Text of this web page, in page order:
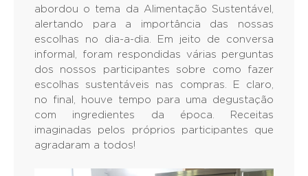
abordou o tema da Alimentação Sustentável,
alertando para a importância das nossas
escolhas no dia-a-dia. Em jeito de conversa
informal, foram respondidas várias perguntas
dos nossos participantes sobre como fazer
escolhas sustentáveis nas compras. E claro,
no final, houve tempo para uma degustação
com ingredientes da época. Receitas
imaginadas pelos próprios participantes que
agradaram a todos!